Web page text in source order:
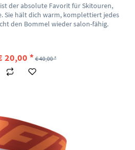
der absolute Favorit für Skitouren,
Sie hält dich warm, komplettiert jedes
den Bommel wieder salon-fähig.
20,00 *€ 40,00 *